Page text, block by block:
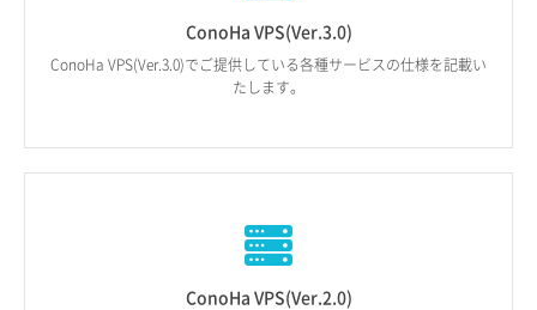
ログイン
ConoHa VPS(Ver.3.0)
ConoHa VPS(Ver.3.0)でご提供している各種サービスの仕様を記載い
たします。
ConoHa VPS(Ver.2.0)